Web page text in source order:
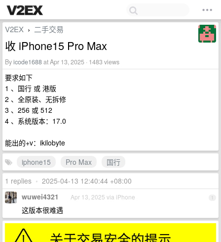
V2EX › 二手交易
收 iPhone15 Pro Max
Byicode1688at Apr 13, 2025 · 1483 views
要求如下
1 、国行 或 港版
2 、全原装、无拆修
3 、256 或 512
4 、系统版本：17.0
能出的+v：ikilobyte
iphone15
Pro Max
国行
1 replies • 2025-04-13 12:40:44 +08:00
1
wuwei4321 Apr 13, 2025 via iPhone
这版本很难遇